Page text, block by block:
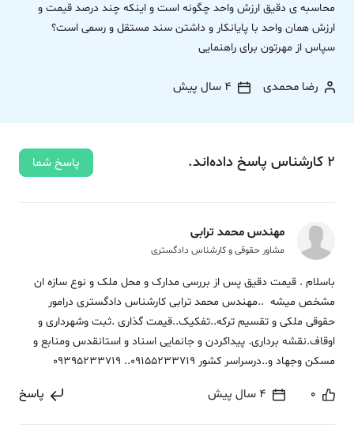
محاسبه ی دقیق ارزش واحد چگونه است و اینکه چند درصد قیمت و
ارزش همان واحد با پایانکار و داشتن سند مستقل و رسمی است؟
سپاس از مهرتون برای راهنمایی
رضا محمدی 4 سال پیش
2 کارشناس پاسخ داده‌اند. پاسخ شما
مهندس محمد ترابی
مشاور حقوقی و کارشناس دادگستری
باسلام . قیمت دقیق پس از بررسی مدارک و محل ملک و نوع سازه ان
مشخص میشه ..مهندس محمد ترابی کارشناس دادگستری درامور
حقوقی ملکی و تقسیم ترکه..تفکیک..قیمت گذاری .ثبت وشهرداری و
اوقاف.نقشه برداری. پیداکردن و جانمایی اسناد و استانقدس ومنابع و
مسکن وجهاد و..درسراسر کشور 09155233719.. 09395233719
0 4 سال پیش پاسخ